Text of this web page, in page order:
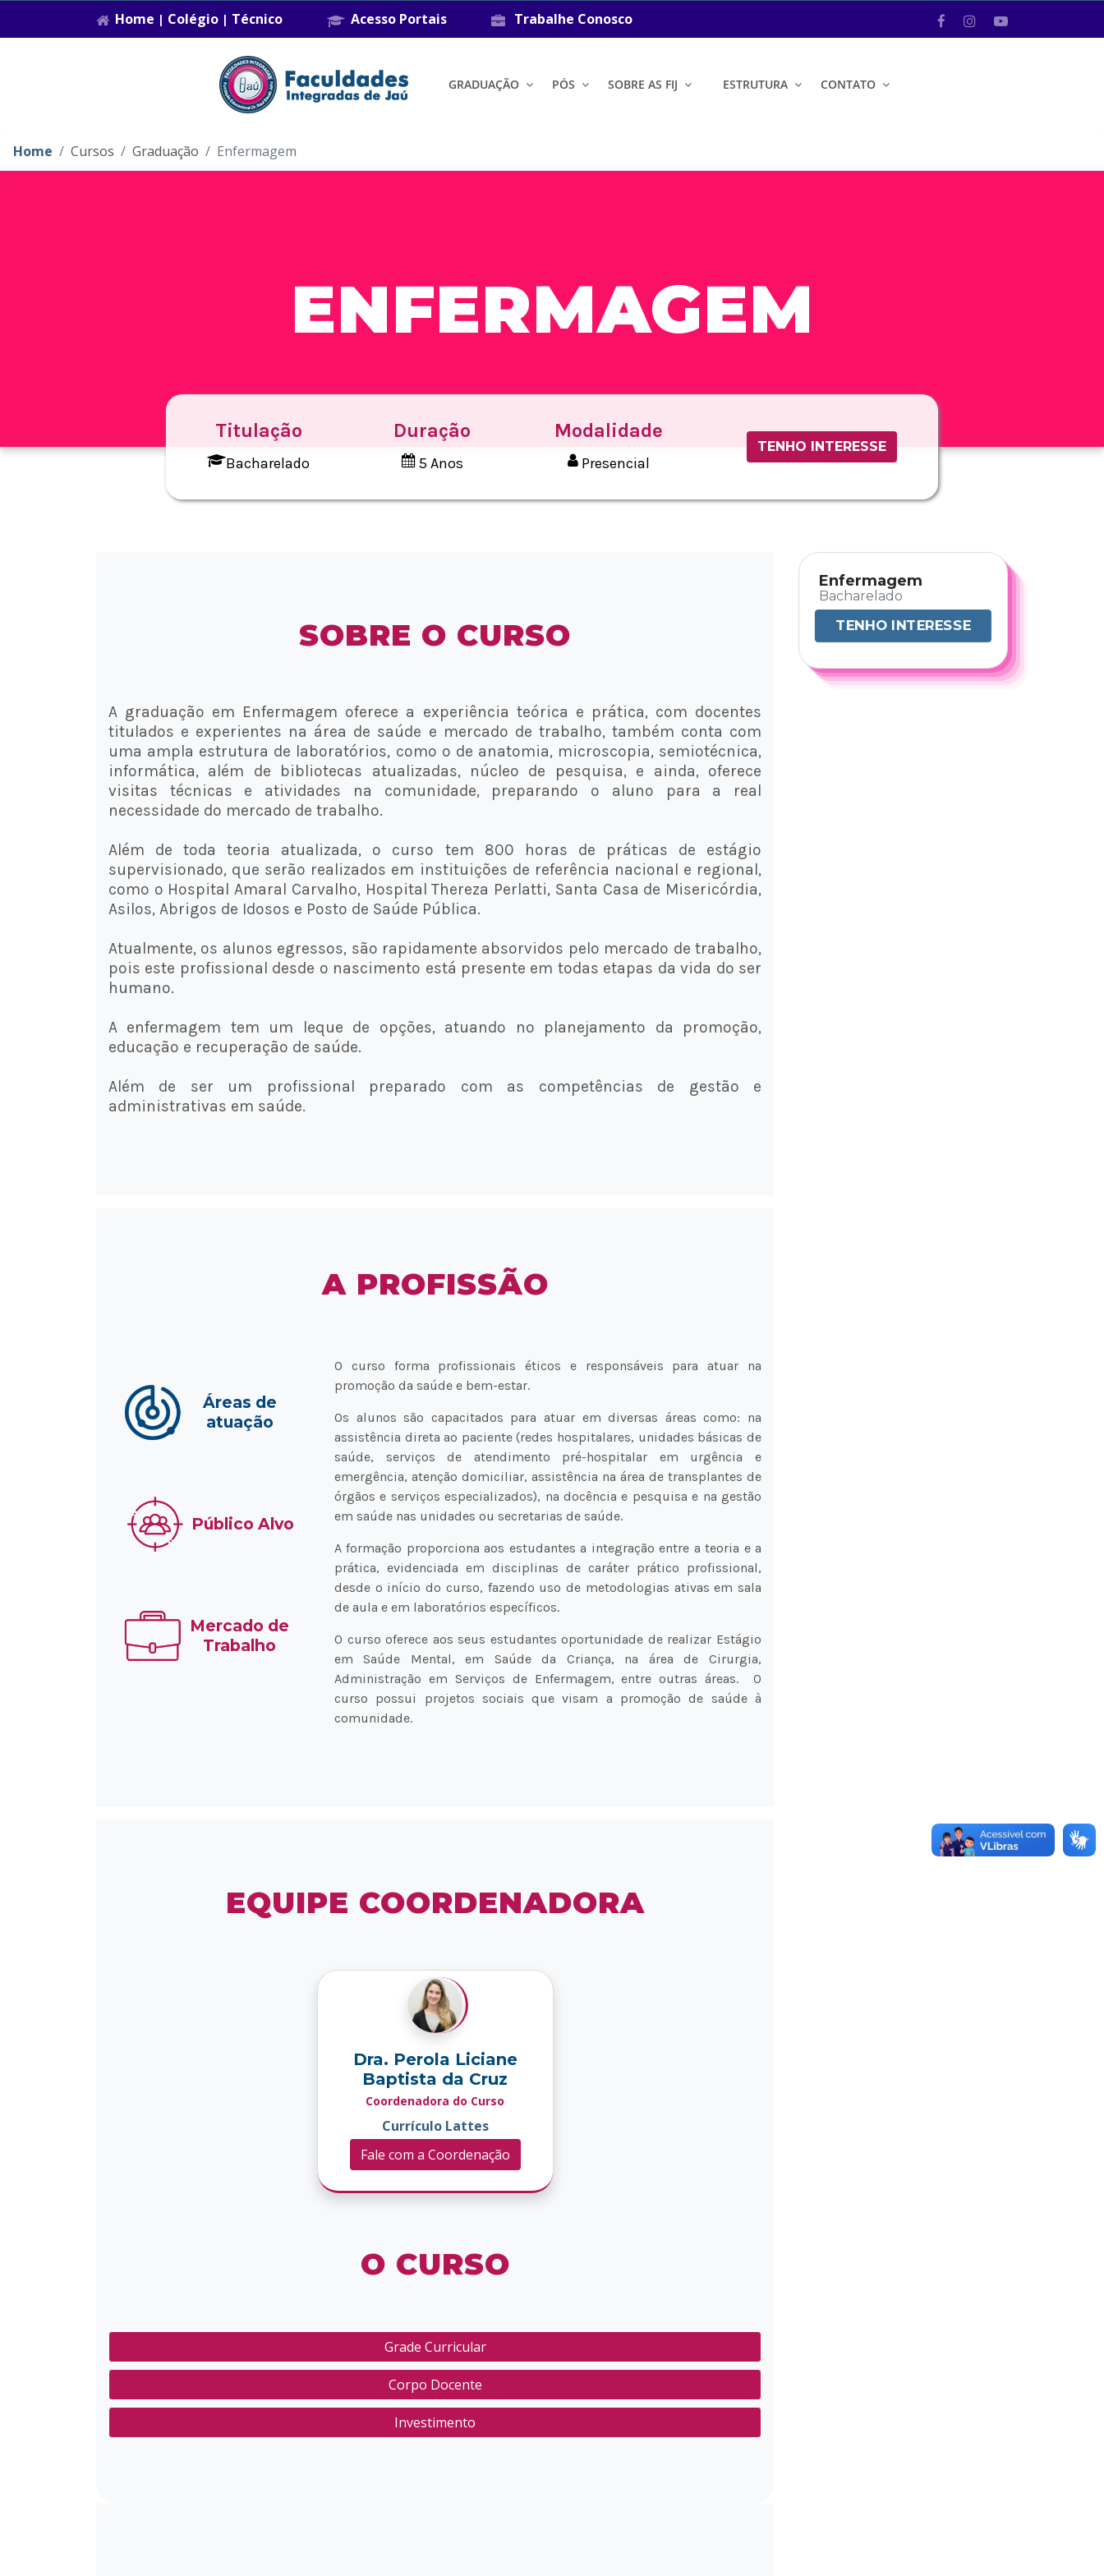
Home | Colégio | Técnico Acesso Portais Trabalhe Conosco
GRADUAÇÃO PÓS SOBRE AS FIJ ESTRUTURA CONTATO
Home Cursos Graduação Enfermagem
ENFERMAGEM
Titulação
Bacharelado
Duração
5 Anos
Modalidade
Presencial
TENHO INTERESSE
SOBRE O CURSO
A graduação em Enfermagem oferece a experiência teórica e prática, com docentes
titulados e experientes na área de saúde e mercado de trabalho, também conta com
uma ampla estrutura de laboratórios, como o de anatomia, microscopia, semiotécnica,
informática, além de bibliotecas atualizadas, núcleo de pesquisa, e ainda, oferece
visitas técnicas e atividades na comunidade, preparando o aluno para a real
necessidade do mercado de trabalho.
Além de toda teoria atualizada, o curso tem 800 horas de práticas de estágio
supervisionado, que serão realizados em instituições de referência nacional e regional,
como o Hospital Amaral Carvalho, Hospital Thereza Perlatti, Santa Casa de Misericórdia,
Asilos, Abrigos de Idosos e Posto de Saúde Pública.
Atualmente, os alunos egressos, são rapidamente absorvidos pelo mercado de trabalho,
pois este profissional desde o nascimento está presente em todas etapas da vida do ser
humano.
A enfermagem tem um leque de opções, atuando no planejamento da promoção,
educação e recuperação de saúde.
Além de ser um profissional preparado com as competências de gestão e
administrativas em saúde.
A PROFISSÃO
Áreas de
atuação
Público Alvo
Mercado de
Trabalho
O curso forma profissionais éticos e responsáveis para atuar na
promoção da saúde e bem-estar.
Os alunos são capacitados para atuar em diversas áreas como: na
assistência direta ao paciente (redes hospitalares, unidades básicas de
saúde, serviços de atendimento pré-hospitalar em urgência e
emergência, atenção domiciliar, assistência na área de transplantes de
órgãos e serviços especializados), na docência e pesquisa e na gestão
em saúde nas unidades ou secretarias de saúde.
A formação proporciona aos estudantes a integração entre a teoria e a
prática, evidenciada em disciplinas de caráter prático profissional,
desde o início do curso, fazendo uso de metodologias ativas em sala
de aula e em laboratórios específicos.
O curso oferece aos seus estudantes oportunidade de realizar Estágio
em Saúde Mental, em Saúde da Criança, na área de Cirurgia,
Administração em Serviços de Enfermagem, entre outras áreas. O
curso possui projetos sociais que visam a promoção de saúde à
comunidade.
EQUIPE COORDENADORA
Dra. Perola Liciane
Baptista da Cruz
Coordenadora do Curso
Currículo Lattes
Fale com a Coordenação
O CURSO
Grade Curricular
Corpo Docente
Investimento
Enfermagem
Bacharelado
TENHO INTERESSE